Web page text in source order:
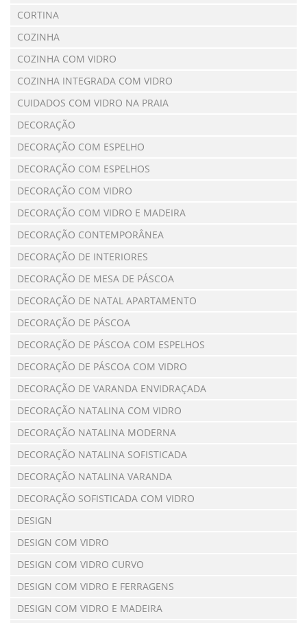
CORTINA
COZINHA
COZINHA COM VIDRO
COZINHA INTEGRADA COM VIDRO
CUIDADOS COM VIDRO NA PRAIA
DECORAÇÃO
DECORAÇÃO COM ESPELHO
DECORAÇÃO COM ESPELHOS
DECORAÇÃO COM VIDRO
DECORAÇÃO COM VIDRO E MADEIRA
DECORAÇÃO CONTEMPORÂNEA
DECORAÇÃO DE INTERIORES
DECORAÇÃO DE MESA DE PÁSCOA
DECORAÇÃO DE NATAL APARTAMENTO
DECORAÇÃO DE PÁSCOA
DECORAÇÃO DE PÁSCOA COM ESPELHOS
DECORAÇÃO DE PÁSCOA COM VIDRO
DECORAÇÃO DE VARANDA ENVIDRAÇADA
DECORAÇÃO NATALINA COM VIDRO
DECORAÇÃO NATALINA MODERNA
DECORAÇÃO NATALINA SOFISTICADA
DECORAÇÃO NATALINA VARANDA
DECORAÇÃO SOFISTICADA COM VIDRO
DESIGN
DESIGN COM VIDRO
DESIGN COM VIDRO CURVO
DESIGN COM VIDRO E FERRAGENS
DESIGN COM VIDRO E MADEIRA